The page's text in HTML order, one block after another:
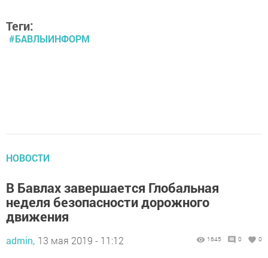
Теги:
#БАВЛЫИНФОРМ
НОВОСТИ
В Бавлах завершается Глобальная
неделя безопасности дорожного
движения
admin, 13 мая 2019 - 11:12 1645 0 0